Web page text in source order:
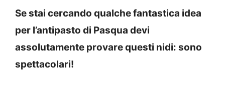
Se stai cercando qualche fantastica idea
per l’antipasto di Pasqua devi
assolutamente provare questi nidi: sono
spettacolari!